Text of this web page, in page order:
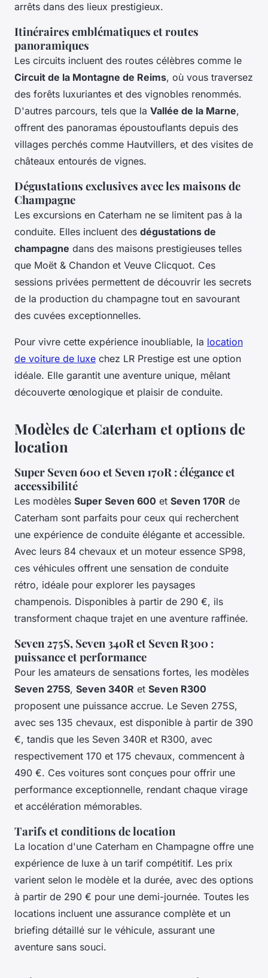
arrêts dans des lieux prestigieux.
Itinéraires emblématiques et routes
panoramiques
Les circuits incluent des routes célèbres comme le
Circuit de la Montagne de Reims, où vous traversez
des forêts luxuriantes et des vignobles renommés.
D'autres parcours, tels que la Vallée de la Marne,
offrent des panoramas époustouflants depuis des
villages perchés comme Hautvillers, et des visites de
châteaux entourés de vignes.
Dégustations exclusives avec les maisons de
Champagne
Les excursions en Caterham ne se limitent pas à la
conduite. Elles incluent des dégustations de
champagne dans des maisons prestigieuses telles
que Moët & Chandon et Veuve Clicquot. Ces
sessions privées permettent de découvrir les secrets
de la production du champagne tout en savourant
des cuvées exceptionnelles.
Pour vivre cette expérience inoubliable, la location
de voiture de luxe chez LR Prestige est une option
idéale. Elle garantit une aventure unique, mêlant
découverte œnologique et plaisir de conduite.
Modèles de Caterham et options de
location
Super Seven 600 et Seven 170R : élégance et
accessibilité
Les modèles Super Seven 600 et Seven 170R de
Caterham sont parfaits pour ceux qui recherchent
une expérience de conduite élégante et accessible.
Avec leurs 84 chevaux et un moteur essence SP98,
ces véhicules offrent une sensation de conduite
rétro, idéale pour explorer les paysages
champenois. Disponibles à partir de 290 €, ils
transforment chaque trajet en une aventure raffinée.
Seven 275S, Seven 340R et Seven R300 :
puissance et performance
Pour les amateurs de sensations fortes, les modèles
Seven 275S, Seven 340R et Seven R300
proposent une puissance accrue. Le Seven 275S,
avec ses 135 chevaux, est disponible à partir de 390
€, tandis que les Seven 340R et R300, avec
respectivement 170 et 175 chevaux, commencent à
490 €. Ces voitures sont conçues pour offrir une
performance exceptionnelle, rendant chaque virage
et accélération mémorables.
Tarifs et conditions de location
La location d'une Caterham en Champagne offre une
expérience de luxe à un tarif compétitif. Les prix
varient selon le modèle et la durée, avec des options
à partir de 290 € pour une demi-journée. Toutes les
locations incluent une assurance complète et un
briefing détaillé sur le véhicule, assurant une
aventure sans souci.